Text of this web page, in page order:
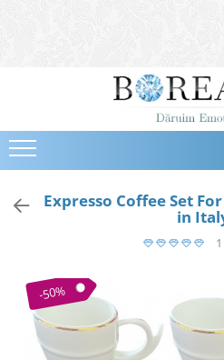
Bijuterii
Cercei
Bratari
Coliere
Destinatari
Bijuterii Femei
Bijuterii Copii
Expresso Coffee Set
in
-50%